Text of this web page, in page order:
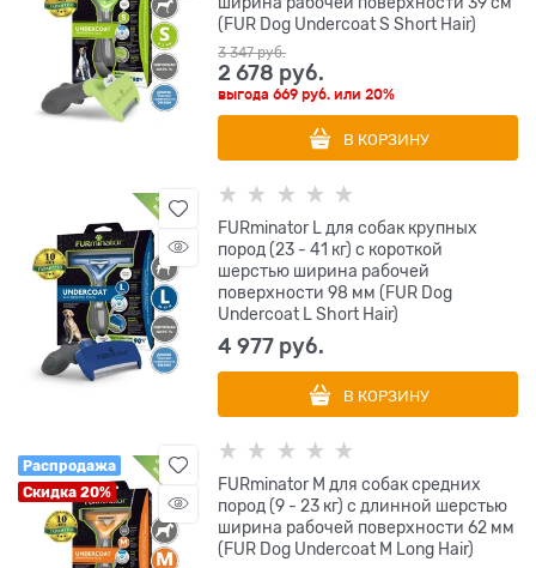
(FUR Dog Undercoat S Short Hair)
3 347 руб.
2 678 руб.
выгода669 руб. или20%
В КОРЗИНУ
FURminator L для собак крупных
пород (23 - 41 кг) с короткой
шерстью ширина рабочей
поверхности 98 мм (FUR Dog
Undercoat L Short Hair)
4 977 руб.
В КОРЗИНУ
Распродажа
Скидка 20%
FURminator M для собак средних
пород (9 - 23 кг) с длинной шерстью
ширина рабочей поверхности 62 мм
(FUR Dog Undercoat M Long Hair)